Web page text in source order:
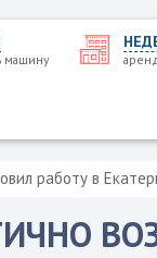
машину
работу в